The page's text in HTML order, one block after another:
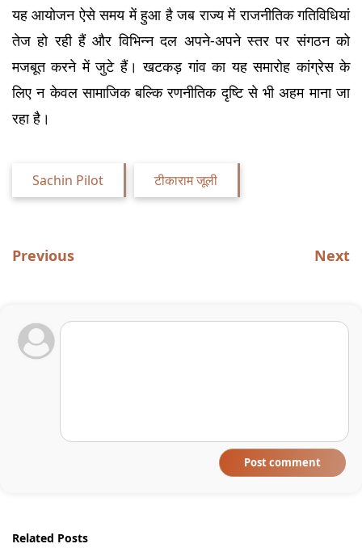
यह आयोजन ऐसे समय में हुआ है जब राज्य में राजनीतिक गतिविधियां
तेज हो रही हैं और विभिन्न दल अपने-अपने स्तर पर संगठन को
मजबूत करने में जुटे हैं। खटकड़ गांव का यह समारोह कांग्रेस के
लिए न केवल सामाजिक बल्कि रणनीतिक दृष्टि से भी अहम माना जा
रहा है।
Sachin Pilot टीकाराम जूली
Previous Next
Post comment
Related Posts